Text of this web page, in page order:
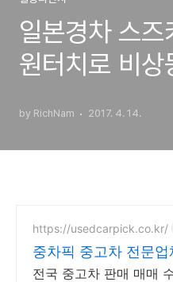
일본경차 스
원터치로 비
by RichNam 2017. 4. 14.
https://usedcarpick.co.kr/
중차픽 중고차 전문
거래
전국 중고차 판매 매매